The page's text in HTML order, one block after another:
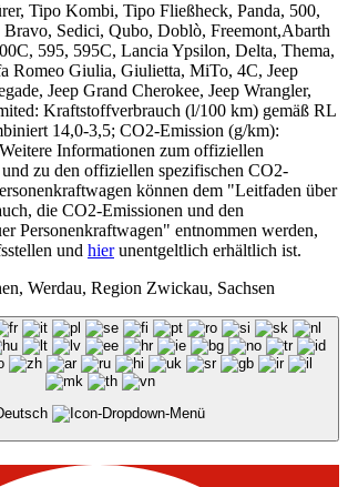
Tipo Kombi, Tipo Fließheck, Panda, 500,
Sedici, Qubo, Doblò, Freemont,Abarth
595, 595C, Lancia Ypsilon, Delta, Thema,
Romeo Giulia, Giulietta, MiTo, 4C, Jeep
Jeep Grand Cherokee, Jeep Wrangler,
Kraftstoffverbrauch (l/100 km) gemäß RL
14,0-3,5; CO2-Emission (g/km):
Informationen zum offiziellen
zu den offiziellen spezifischen CO2-
können dem "Leitfaden über
die CO2-Emissionen und den
Personenkraftwagen" entnommen werden,
und hierunentgeltlich erhältlich ist.
Werdau, Region Zwickau, Sachsen